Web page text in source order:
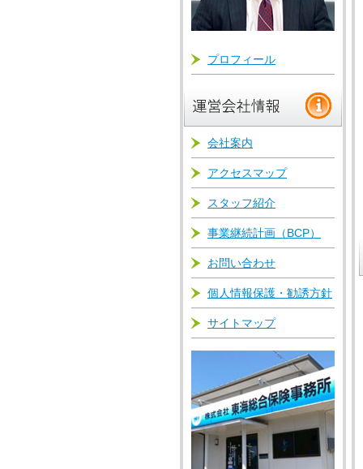
プロフィール
会社案内
アクセスマップ
スタッフ紹介
事業継続計画（BCP）
お問い合わせ
個人情報保護・勧誘方針
サイトマップ